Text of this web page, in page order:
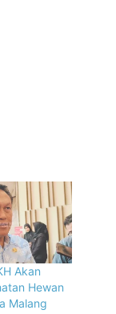
Akan
Hewan
Malang